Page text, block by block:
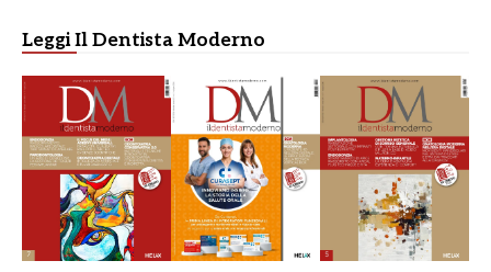
Leggi Il Dentista Moderno